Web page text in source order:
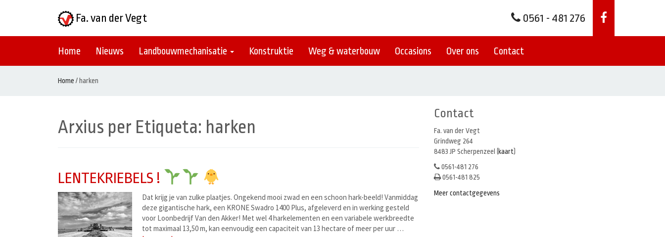
Fa. van der Vegt 0561 - 481 276
Home Nieuws Landbouwmechanisatie Konstruktie Weg & waterbouw Occasions Over ons Contact
Home / harken
Arxius per Etiqueta: harken
LENTEKRIEBELS !
Dat krijg je van zulke plaatjes. Ongekend mooi zwad en een schoon hark-beeld! Vanmiddag
deze gigantische hark, een KRONE Swadro 1400 Plus, afgeleverd en in werking gesteld
voor Loonbedrijf Van den Akker! Met wel 4 harkelementen en een variabele werkbreedte
tot maximaal 13,50 m, kan eenvoudig een capaciteit van 13 hectare of meer per uur …
Contact
Fa. van der Vegt
Grindweg 264
8483 JP Scherpenzeel (
kaart
0561-481 276
0561-481 825
Meer contactgegevens